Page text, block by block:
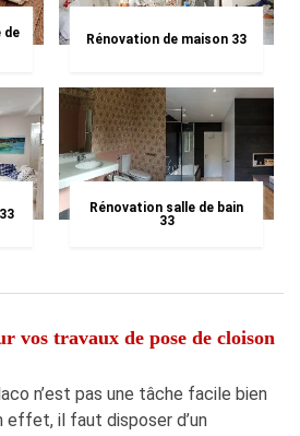
de
Rénovation de maison 33
Rénovation salle de bain
33
vos travaux de pose de cloison
n’est pas une tâche facile bien
effet, il faut disposer d’un